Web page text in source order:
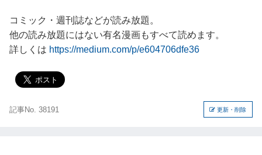
コミック・週刊誌などが読み放題。
他の読み放題にはない有名漫画もすべて読めます。
詳しくは https://medium.com/p/e604706dfe36
記事No. 38191 更新・削除